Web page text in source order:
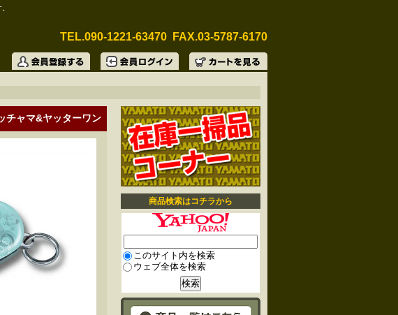
TEL.090-1221-63470 FAX.03-5787-6170
チャマ&ヤッターワン
商品検索はコチラから
このサイト内を検索
ウェブ全体を検索